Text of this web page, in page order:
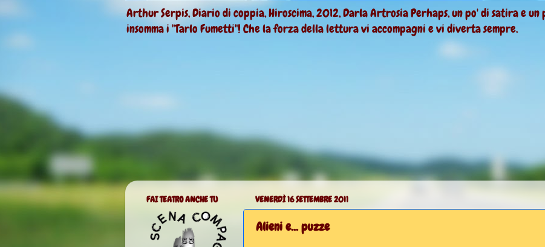
Arthur Serpis, Diario di coppia, Hiroscima, 2012, Darla Artrosia Perhaps, un po' di satira e
insomma i "Tarlo Fumetti"! Che la forza della lettura vi accompagni e vi diverta sempre.
VENERDÌ 16 SETTEMBRE 2011
Alieni e... puzze
FAI TEATRO ANCHE TU